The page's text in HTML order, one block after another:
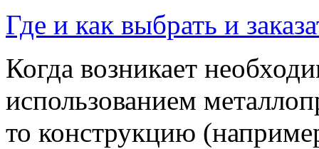
Где и как выбрать и
Когда возникает
использованием
то конструкцию